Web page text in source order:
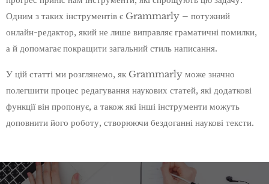
Одним з таких інструментів є Grammarly – потужний
онлайн-редактор, який не лише виправляє граматичні помилки,
а й допомагає покращити загальний стиль написання.
У цій статті ми розглянемо, як Grammarly може значно
полегшити процес редагування наукових статей, які додаткові
функції він пропонує, а також які інші інструменти можуть
доповнити його роботу, створюючи бездоганні наукові тексти.